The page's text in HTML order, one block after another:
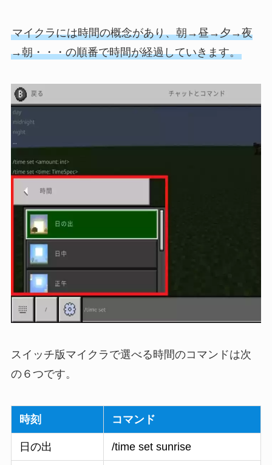
マイクラには時間の概念があり、朝→昼→夕→夜
→朝・・・の順番で時間が経過していきます。
スイッチ版マイクラで選べる時間のコマンドは次
の６つです。
時刻 コマンド
日の出 /time set sunrise